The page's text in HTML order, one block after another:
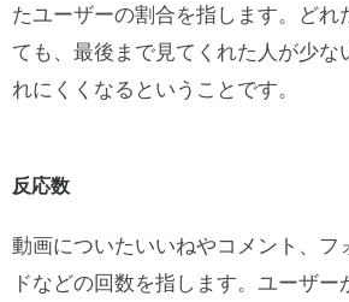
たユーザーの割合を指します。どれ
ても、最後まで見てくれた人が少な
れにくくなるということです。
反応数
動画についたいいねやコメント、フ
ドなどの回数を指します。ユーザー